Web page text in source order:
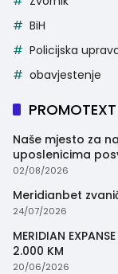
BiH
Policijska
obavjestenje
PROMOTEXT
Naše mjesto za
uposlenicima
trenutak
02/08/2026
Meridianbet
24/07/2026
MERIDIAN
2.000 KM
20/06/2026